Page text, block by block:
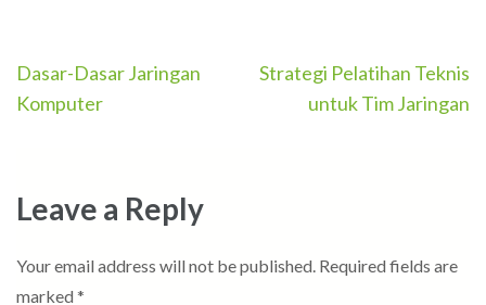
Post
navigation
Dasar-Dasar Jaringan
Komputer
Strategi Pelatihan Teknis
untuk Tim Jaringan
Leave a Reply
Your email address will not be published. Required fields are
marked *